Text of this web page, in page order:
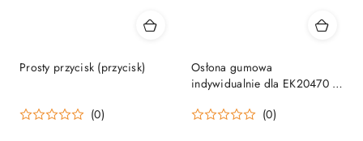
Prosty przycisk (przycisk)
(0)
Osłona gumowa
indywidualnie dla EK20470 /
(0)